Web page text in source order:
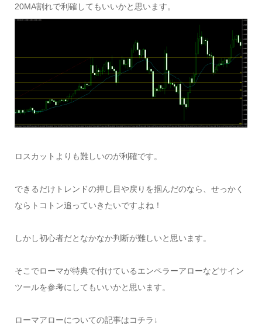
20MA割れで利確してもいいかと思います。
ロスカットよりも難しいのが利確です。
できるだけトレンドの押し目や戻りを掴んだのなら、せっかく
ならトコトン追っていきたいですよね！
しかし初心者だとなかなか判断が難しいと思います。
そこでローマが特典で付けているエンペラーアローなどサイン
ツールを参考にしてもいいかと思います。
ローマアローについての記事はコチラ↓